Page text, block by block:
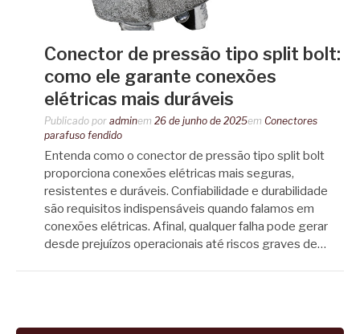
Conector de pressão tipo split bolt:
como ele garante conexões
elétricas mais duráveis
Publicado por adminem 26 de junho de 2025em Conectores
parafuso fendido
Entenda como o conector de pressão tipo split bolt
proporciona conexões elétricas mais seguras,
resistentes e duráveis. Confiabilidade e durabilidade
são requisitos indispensáveis quando falamos em
conexões elétricas. Afinal, qualquer falha pode gerar
desde prejuízos operacionais até riscos graves de…